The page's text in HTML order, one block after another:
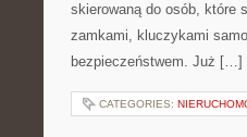
skierowaną do osób, które
zamkami, kluczykami
bezpieczeństwem. Już […]
CATEGORIES: